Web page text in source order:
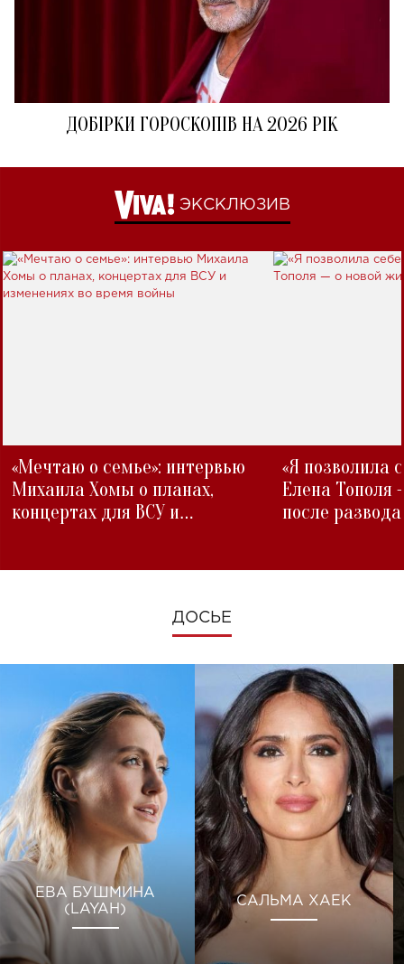
ДОБІРКИ ГОРОСКОПІВ НА 2026 РІК
ЭКСКЛЮЗИВ
«Мечтаю о семье»: интервью
Михаила Хомы о планах,
концертах для ВСУ и
«Я позволила
Елена Тополя
после развода
ДОСЬЕ
ЕВА БУШМИНА
(LAYAH)
САЛЬМА ХАЕК